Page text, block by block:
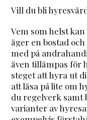
Vill du bli
Vem som helst
äger en bostad
med på
även tillämpas för
steget att hyra ut
att läsa på lite om
du regelverk samt
varianter av